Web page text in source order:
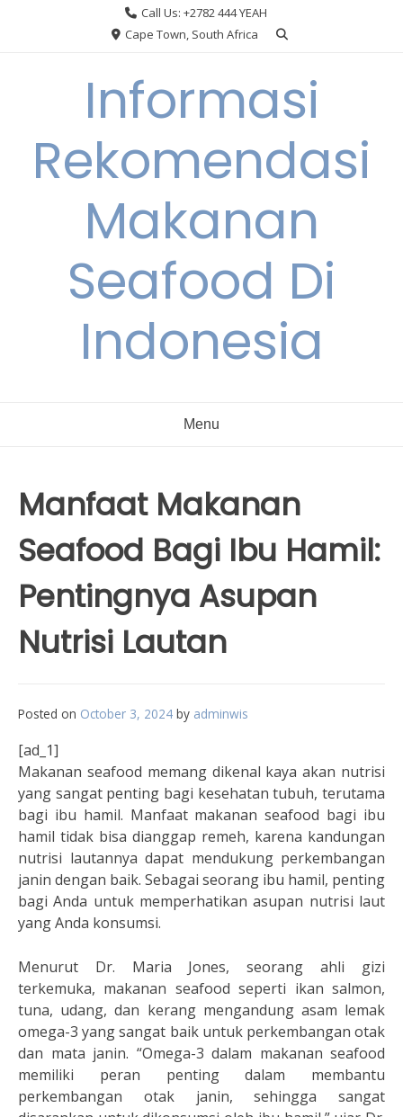
Call Us: +2782 444 YEAH
Cape Town, South Africa
Informasi
Rekomendasi
Makanan
Seafood Di
Indonesia
Menu
Manfaat Makanan
Seafood Bagi Ibu Hamil:
Pentingnya Asupan
Nutrisi Lautan
Posted on October 3, 2024 by adminwis
[ad_1]
Makanan seafood memang dikenal kaya akan nutrisi
yang sangat penting bagi kesehatan tubuh, terutama
bagi ibu hamil. Manfaat makanan seafood bagi ibu
hamil tidak bisa dianggap remeh, karena kandungan
nutrisi lautannya dapat mendukung perkembangan
janin dengan baik. Sebagai seorang ibu hamil, penting
bagi Anda untuk memperhatikan asupan nutrisi laut
yang Anda konsumsi.
Menurut Dr. Maria Jones, seorang ahli gizi
terkemuka, makanan seafood seperti ikan salmon,
tuna, udang, dan kerang mengandung asam lemak
omega-3 yang sangat baik untuk perkembangan otak
dan mata janin. “Omega-3 dalam makanan seafood
memiliki peran penting dalam membantu
perkembangan otak janin, sehingga sangat